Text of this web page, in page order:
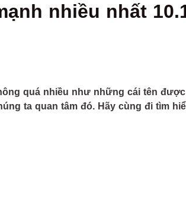
nhiều nhất
quá nhiều như những cái tên
ta quan tâm đó. Hãy cùng đi tìm